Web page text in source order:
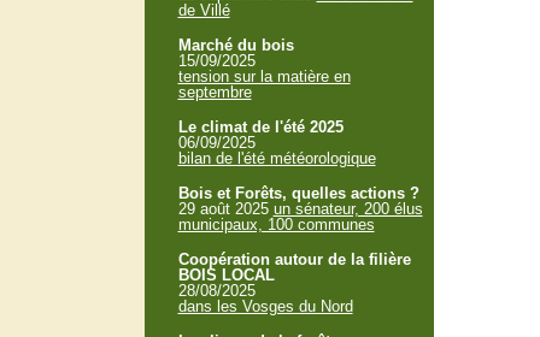
de Villé
Marché du bois
15/09/2025
tension sur la matière en
septembre
Le climat de l'été 2025
06/09/2025
bilan de l'été météorologique
Bois et Forêts, quelles actions ?
29 août 2025 un sénateur, 200 élus
municipaux, 100 communes
Coopération autour de la filière
BOIS LOCAL
28/08/2025
dans les Vosges du Nord